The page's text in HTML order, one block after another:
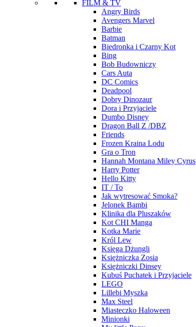
FILM & TV
Angry Birds
Avengers Marvel
Barbie
Batman
Biedronka i Czarny Kot
Bing
Bob Budowniczy
Cars Auta
DC Comics
Deadpool
Dobry Dinozaur
Dora i Przyjaciele
Dumbo Disney
Dragon Ball Z /DBZ
Friends
Frozen Kraina Lodu
Gra o Tron
Hannah Montana Miley Cyrus
Harry Potter
Hello Kitty
IT / To
Jak wytresować Smoka?
Jelonek Bambi
Klinika dla Pluszaków
Kot CHI Manga
Kotka Marie
Król Lew
Księga Dżungli
Księżniczka Zosia
Księżniczki Dinsey
Kubuś Puchatek i Przyjaciele
LEGO
Lillebi Myszka
Max Steel
Miasteczko Haloween
Minionki